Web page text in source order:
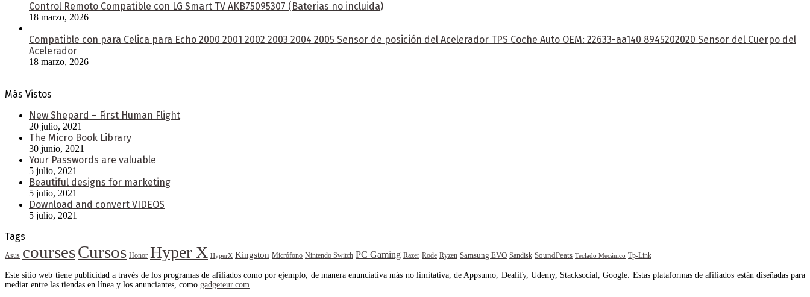
Control Remoto Compatible con LG Smart TV AKB75095307 (Baterias no incluida)
18 marzo, 2026
Compatible con para Celica para Echo 2000 2001 2002 2003 2004 2005 Sensor de posición del Acelerador TPS Coche Auto OEM: 22633-aa140 8945202020 Sensor del Cuerpo del
Acelerador
18 marzo, 2026
Más Vistos
New Shepard – First Human Flight
20 julio, 2021
The Micro Book Library
30 junio, 2021
Your Passwords are valuable
5 julio, 2021
Beautiful designs for marketing
5 julio, 2021
Download and convert VIDEOS
5 julio, 2021
Tags
Asus coursesCursos Honor Hyper X HyperX Kingston Micrófono Nintendo Switch PC Gaming Razer Rode Ryzen Samsung EVO Sandisk SoundPeats Teclado Mecánico Tp-Link
Este sitio web tiene publicidad a través de los programas de afiliados como por ejemplo, de manera enunciativa más no limitativa, de Appsumo, Dealify, Udemy, Stacksocial, Google. Estas plataformas de afiliados están diseñadas para
mediar entre las tiendas en línea y los anunciantes, como gadgeteur.com.